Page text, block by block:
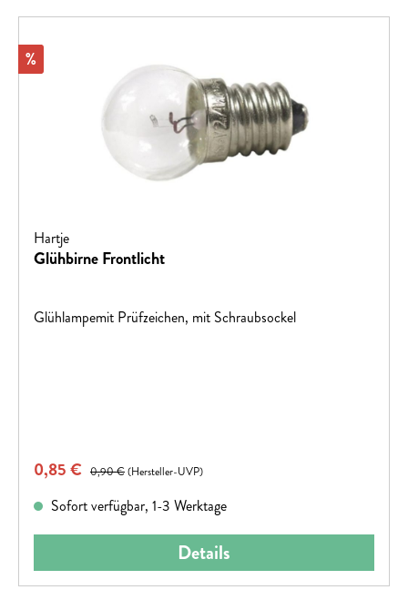
Rabatt
%
Hartje
Glühbirne Frontlicht
Glühlampemit Prüfzeichen, mit Schraubsockel
Verkaufspreis:
0,85 € Regulärer Preis:
0,90 €(Hersteller-UVP)
Sofort verfügbar, 1-3 Werktage
Details